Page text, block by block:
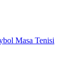
Masa Tenisi